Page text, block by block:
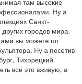
там высокие
Ну а
Санкт-
городов мира.
вы можете по
Ну а посетив
Тихорецкий
всё это вживую, а